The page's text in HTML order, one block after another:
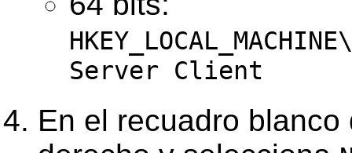
Server Client
En el recuadro